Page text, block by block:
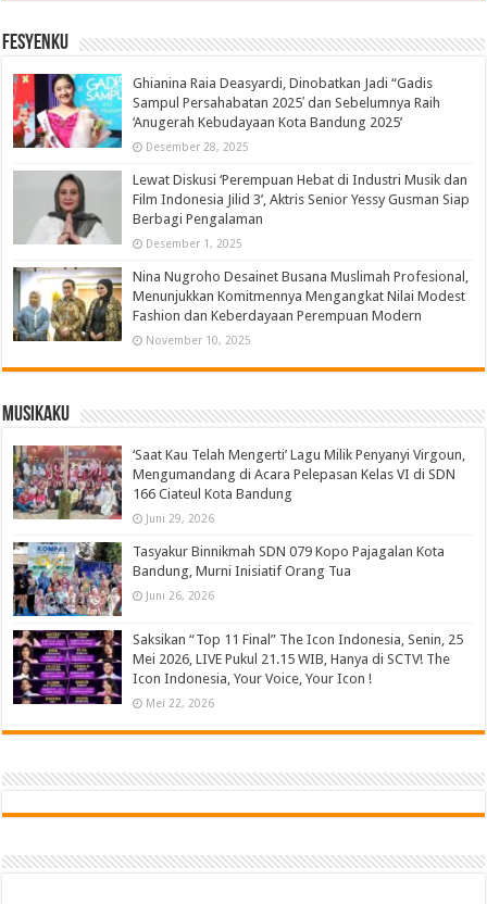
Fesyenku
Ghianina Raia Deasyardi, Dinobatkan Jadi “Gadis
Sampul Persahabatan 2025′ dan Sebelumnya Raih
‘Anugerah Kebudayaan Kota Bandung 2025’
Desember 28, 2025
Lewat Diskusi ‘Perempuan Hebat di Industri Musik dan
Film Indonesia Jilid 3’, Aktris Senior Yessy Gusman Siap
Berbagi Pengalaman
Desember 1, 2025
Nina Nugroho Desainet Busana Muslimah Profesional,
Menunjukkan Komitmennya Mengangkat Nilai Modest
Fashion dan Keberdayaan Perempuan Modern
November 10, 2025
Musikaku
‘Saat Kau Telah Mengerti’ Lagu Milik Penyanyi Virgoun,
Mengumandang di Acara Pelepasan Kelas VI di SDN
166 Ciateul Kota Bandung
Juni 29, 2026
Tasyakur Binnikmah SDN 079 Kopo Pajagalan Kota
Bandung, Murni Inisiatif Orang Tua
Juni 26, 2026
Saksikan “Top 11 Final” The Icon Indonesia, Senin, 25
Mei 2026, LIVE Pukul 21.15 WIB, Hanya di SCTV! The
Icon Indonesia, Your Voice, Your Icon !
Mei 22, 2026